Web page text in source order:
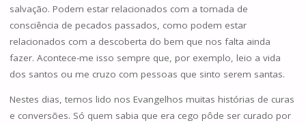
salvação. Podem estar relacionados com a tomada de
consciência de pecados passados, como podem estar
relacionados com a descoberta do bem que nos falta ainda
fazer. Acontece-me isso sempre que, por exemplo, leio a vida
dos santos ou me cruzo com pessoas que sinto serem santas.
Nestes dias, temos lido nos Evangelhos muitas histórias de curas
e conversões. Só quem sabia que era cego pôde ser curado por